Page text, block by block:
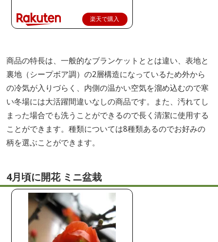
楽天で購入
商品の特長は、一般的なブランケットととは違い、表地と
裏地（シープボア調）の2層構造になっているため外から
の冷気が入りづらく、内側の温かい空気を溜め込むので寒
い冬場には大活躍間違いなしの商品です。また、汚れてし
まった場合でも洗うことができるので長く清潔に使用する
ことができます。種類については8種類あるのでお好みの
柄を選ぶことができます。
4月頃に開花 ミニ盆栽